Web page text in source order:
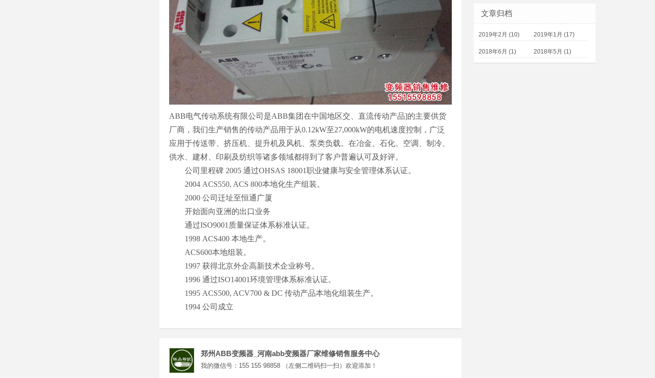
ABB电气传动系统有限公司是ABB集团在中国地区交、直流传动产品]的主要供货
厂商，我们生产销售的传动产品用于从0.12kW至27,000kW的电机速度控制，广泛
应用于传送带、挤压机、提升机及风机、泵类负载。在冶金、石化、空调、制冷、
供水、建材、印刷及纺织等诸多领域都得到了客户普遍认可及好评。
公司里程碑 2005 通过OHSAS 18001职业健康与安全管理体系认证。
2004 ACS550, ACS 800本地化生产组装。
2000 公司迁址至恒通广厦
开始面向亚洲的出口业务
通过ISO9001质量保证体系标准认证。
1998 ACS400 本地生产。
ACS600本地组装。
1997 获得北京外企高新技术企业称号。
1996 通过ISO14001环境管理体系标准认证。
1995 ACS500, ACV700 & DC 传动产品本地化组装生产。
1994 公司成立
郑州ABB变频器_河南abb变频器厂家维修销售服务中心
我的微信号：155 155 98858 （左侧二维码扫一扫）欢迎添加！
文章归档
2019年2月 (10) 2019年1月 (17)
2018年6月 (1) 2018年5月 (1)